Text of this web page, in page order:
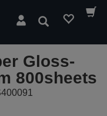
Buscar
Gloss-
800sheets